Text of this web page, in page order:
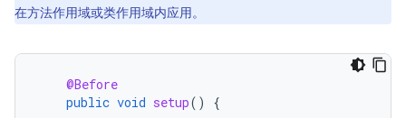
在方法作用域或类作用域内应用。
@Before
public void setup()
{